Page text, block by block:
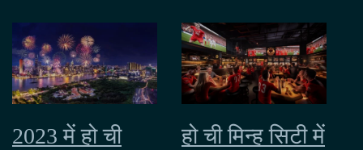
2023 में हो ची
हो ची मिन्ह सिटी में